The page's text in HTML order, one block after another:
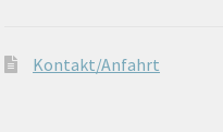
Kontakt/Anfahrt